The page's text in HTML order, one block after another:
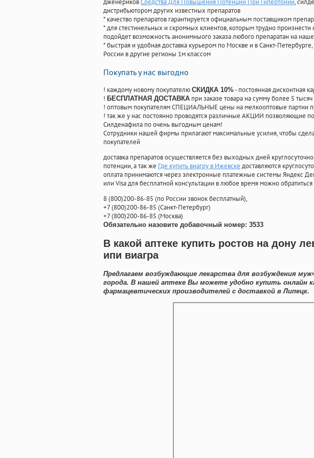
дженериковСредства Для Повышения Потенции При Гипертонии,
дистрибьютором других известных препаратов
* качество препаратов гарантируется официальным поставщиком
* для стестинельных и скромных клиентов, которым трудно произнести
подойдет возможность анонимныого заказа любого препаратан на
* быстрая и удобная доставка курьером по Москве и в Санкт-
России в другие регионы 1м классом
Покупать у нас выгодно
! каждому новому покупателю СКИДКА 10%- постоянная дисконтная
! БЕСПЛАТНАЯ ДОСТАВКА при заказе товара на сумму более 5
! оптовым покупателям СПЕЦИАЛЬНЫЕ цены на мелкооптовые партии
! так же у нас постоянно проводятся различные АКЦИИ позволяющие
Силденафила по очень выгодным ценам!
Cотрудники нашей фирмы прилагают максимальные усилия, чтобы
покупателей
доставка препаратов осуществляется без выходных дней
потенции, а так же Где купить виагру в Ижевске доставляются
оплата принимаются через электронные платежные системы Яндекс
или Visa для бесплатной консультации в любое время можно обратиться
8(800)200-86-85 (по России звонок бесплатный),
+7(800)200-86-85 (Санкт-Петербург)
+7(800)200-86-85 (Москва)
Обязательно назовите добавочный номер: 3533
В какой аптеке купить ростов на дону
ипи виагра
Предлагаем возбуждающие лекарства для возбуждения
города. В нашей аптеке Вы можете удобно купить онлайн
фармацевтических производителей с доставкой в Липецк.